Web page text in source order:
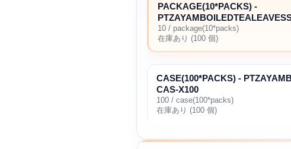
PACKAGE(10*PACKS) -
10 / package(10*packs)
在庫あり (100 個)
CASE(100*PACKS) -
CAS-X100
100 / case(100*packs)
在庫あり (100 個)